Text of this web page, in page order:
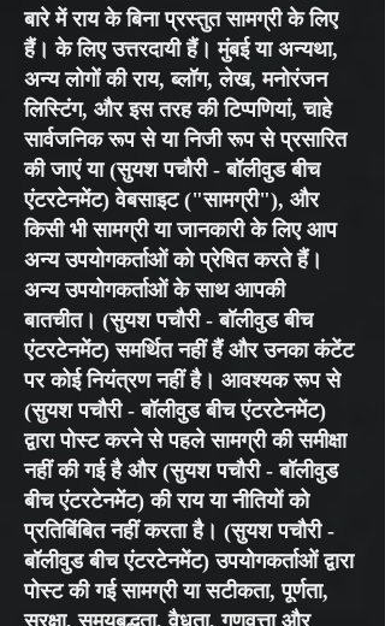
बारे में राय के बिना प्रस्तुत सामग्री के लिए
हैं। के लिए उत्तरदायी हैं। मुंबई या अन्यथा,
अन्य लोगों की राय, ब्लॉग, लेख, मनोरंजन
लिस्टिंग, और इस तरह की टिप्पणियां, चाहे
सार्वजनिक रूप से या निजी रूप से प्रसारित
की जाएं या (सुयश पचौरी - बॉलीवुड बीच
एंटरटेनमेंट) वेबसाइट ("सामग्री"), और
किसी भी सामग्री या जानकारी के लिए आप
अन्य उपयोगकर्ताओं को प्रेषित करते हैं।
अन्य उपयोगकर्ताओं के साथ आपकी
बातचीत। (सुयश पचौरी - बॉलीवुड बीच
एंटरटेनमेंट) समर्थित नहीं हैं और उनका कंटेंट
पर कोई नियंत्रण नहीं है। आवश्यक रूप से
(सुयश पचौरी - बॉलीवुड बीच एंटरटेनमेंट)
द्वारा पोस्ट करने से पहले सामग्री की समीक्षा
नहीं की गई है और (सुयश पचौरी - बॉलीवुड
बीच एंटरटेनमेंट) की राय या नीतियों को
प्रतिबिंबित नहीं करता है। (सुयश पचौरी -
बॉलीवुड बीच एंटरटेनमेंट) उपयोगकर्ताओं द्वारा
पोस्ट की गई सामग्री या सटीकता, पूर्णता,
सुरक्षा, समयबद्धता, वैधता, गुणवत्ता और